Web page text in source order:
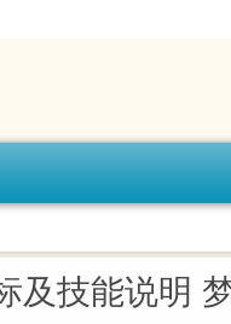
及技能说明